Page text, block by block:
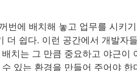
번에 배치해 놓고 업무를 시키
쉽다. 이런 공간에서 개발자들
치는 그 만큼 중요하고 야근이
있는 환경을 만들어 주어야 한